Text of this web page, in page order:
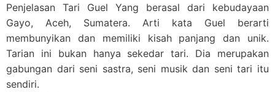
Penjelasan Tari Guel Yang berasal dari kebudayaan
Gayo, Aceh, Sumatera. Arti kata Guel berarti
membunyikan dan memiliki kisah panjang dan unik.
Tarian ini bukan hanya sekedar tari. Dia merupakan
gabungan dari seni sastra, seni musik dan seni tari itu
sendiri.